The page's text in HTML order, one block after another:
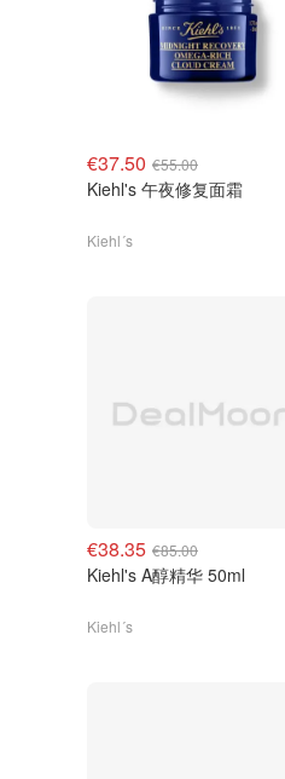
€37.50 €55.00
Kiehl's 午夜修复面霜
Kiehl´s
€38.35 €85.00
Kiehl's A醇精华 50ml
Kiehl´s